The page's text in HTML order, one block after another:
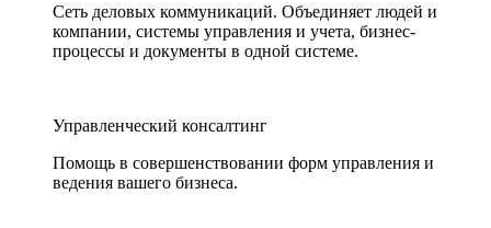
Сеть деловых коммуникаций. Объединяет людей и
компании, системы управления и учета, бизнес-
процессы и документы в одной системе.
Управленческий консалтинг
Помощь в совершенствовании форм управления и
ведения вашего бизнеса.